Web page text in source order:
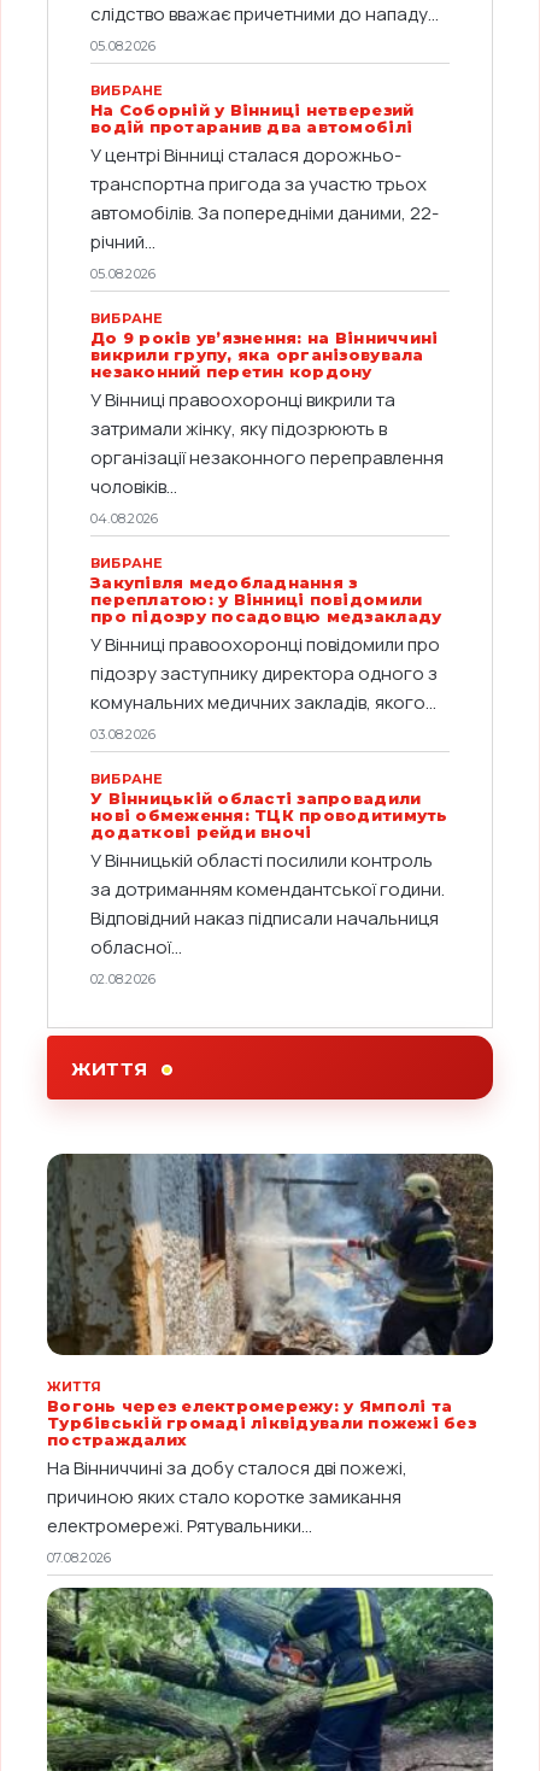
слідство вважає причетними до нападу...
05.08.2026
ВИБРАНЕ
На Соборній у Вінниці нетверезий
водій протаранив два автомобілі
У центрі Вінниці сталася дорожньо-
транспортна пригода за участю трьох
автомобілів. За попередніми даними, 22-
річний...
05.08.2026
ВИБРАНЕ
До 9 років ув’язнення: на Вінниччині
викрили групу, яка організовувала
незаконний перетин кордону
У Вінниці правоохоронці викрили та
затримали жінку, яку підозрюють в
організації незаконного переправлення
чоловіків...
04.08.2026
ВИБРАНЕ
Закупівля медобладнання з
переплатою: у Вінниці повідомили
про підозру посадовцю медзакладу
У Вінниці правоохоронці повідомили про
підозру заступнику директора одного з
комунальних медичних закладів, якого...
03.08.2026
ВИБРАНЕ
У Вінницькій області запровадили
нові обмеження: ТЦК проводитимуть
додаткові рейди вночі
У Вінницькій області посилили контроль
за дотриманням комендантської години.
Відповідний наказ підписали начальниця
обласної...
02.08.2026
ЖИТТЯ
ЖИТТЯ
Вогонь через електромережу: у Ямполі та
Турбівській громаді ліквідували пожежі без
постраждалих
На Вінниччині за добу сталося дві пожежі,
причиною яких стало коротке замикання
електромережі. Рятувальники...
07.08.2026